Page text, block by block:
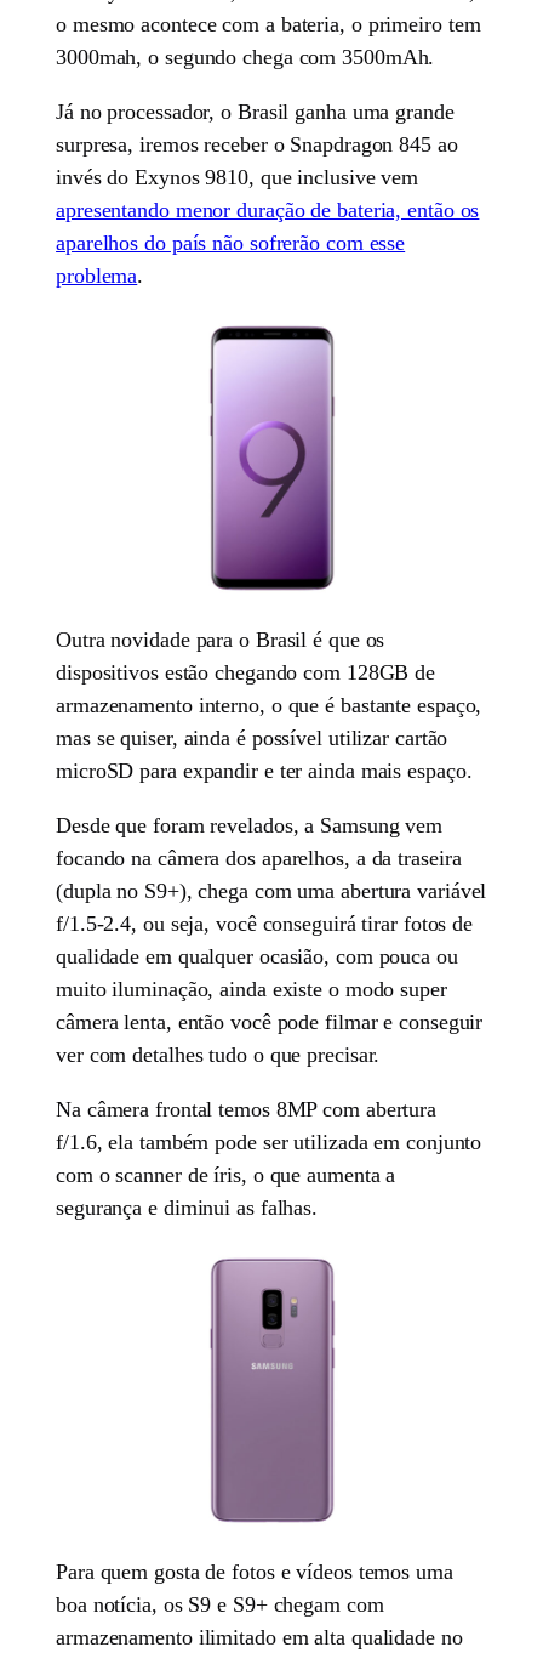
o mesmo acontece com a bateria, o primeiro tem
3000mah, o segundo chega com 3500mAh.
Já no processador, o Brasil ganha uma grande
surpresa, iremos receber o Snapdragon 845 ao
invés do Exynos 9810, que inclusive vem
apresentando menor duração de bateria, então os
aparelhos do país não sofrerão com esse
problema.
Outra novidade para o Brasil é que os
dispositivos estão chegando com 128GB de
armazenamento interno, o que é bastante espaço,
mas se quiser, ainda é possível utilizar cartão
microSD para expandir e ter ainda mais espaço.
Desde que foram revelados, a Samsung vem
focando na câmera dos aparelhos, a da traseira
(dupla no S9+), chega com uma abertura variável
f/1.5-2.4, ou seja, você conseguirá tirar fotos de
qualidade em qualquer ocasião, com pouca ou
muito iluminação, ainda existe o modo super
câmera lenta, então você pode filmar e conseguir
ver com detalhes tudo o que precisar.
Na câmera frontal temos 8MP com abertura
f/1.6, ela também pode ser utilizada em conjunto
com o scanner de íris, o que aumenta a
segurança e diminui as falhas.
Para quem gosta de fotos e vídeos temos uma
boa notícia, os S9 e S9+ chegam com
armazenamento ilimitado em alta qualidade no